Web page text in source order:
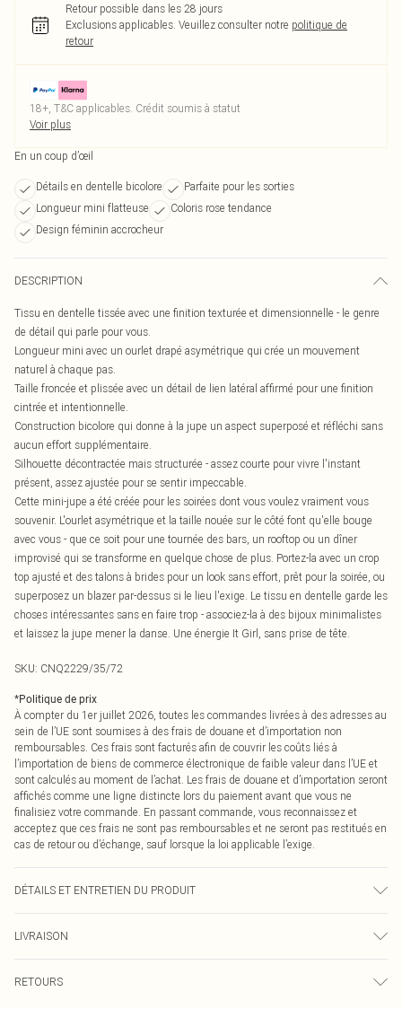
Retour possible dans les 28 jours
Exclusions applicables. Veuillez consulter notre politique de
retour
18+, T&C applicables. Crédit soumis à statut
Voir plus
En un coup d’œil
Détails en dentelle bicolore
Parfaite pour les sorties
Longueur mini flatteuse
Coloris rose tendance
Design féminin accrocheur
DESCRIPTION
Tissu en dentelle tissée avec une finition texturée et dimensionnelle - le genre
de détail qui parle pour vous.
Longueur mini avec un ourlet drapé asymétrique qui crée un mouvement
naturel à chaque pas.
Taille froncée et plissée avec un détail de lien latéral affirmé pour une finition
cintrée et intentionnelle.
Construction bicolore qui donne à la jupe un aspect superposé et réfléchi sans
aucun effort supplémentaire.
Silhouette décontractée mais structurée - assez courte pour vivre l'instant
présent, assez ajustée pour se sentir impeccable.
Cette mini-jupe a été créée pour les soirées dont vous voulez vraiment vous
souvenir. L'ourlet asymétrique et la taille nouée sur le côté font qu'elle bouge
avec vous - que ce soit pour une tournée des bars, un rooftop ou un dîner
improvisé qui se transforme en quelque chose de plus. Portez-la avec un crop
top ajusté et des talons à brides pour un look sans effort, prêt pour la soirée, ou
superposez un blazer par-dessus si le lieu l'exige. Le tissu en dentelle garde les
choses intéressantes sans en faire trop - associez-la à des bijoux minimalistes
et laissez la jupe mener la danse. Une énergie It Girl, sans prise de tête.
SKU: CNQ2229/35/72
*Politique de prix
À compter du 1er juillet 2026, toutes les commandes livrées à des adresses au
sein de l’UE sont soumises à des frais de douane et d’importation non
remboursables. Ces frais sont facturés afin de couvrir les coûts liés à
l’importation de biens de commerce électronique de faible valeur dans l’UE et
sont calculés au moment de l’achat. Les frais de douane et d’importation seront
affichés comme une ligne distincte lors du paiement avant que vous ne
finalisiez votre commande. En passant commande, vous reconnaissez et
acceptez que ces frais ne sont pas remboursables et ne seront pas restitués en
cas de retour ou d’échange, sauf lorsque la loi applicable l’exige.
DÉTAILS ET ENTRETIEN DU PRODUIT
couleur peuvent se produire.
LIVRAISON
RETOURS